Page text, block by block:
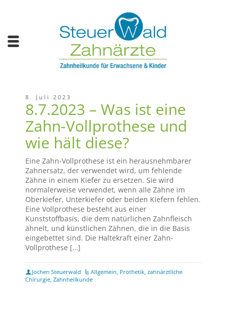
8. Juli 2023
8.7.2023 – Was ist eine
Zahn-Vollprothese und
wie hält diese?
Eine Zahn-Vollprothese ist ein herausnehmbarer
Zahnersatz, der verwendet wird, um fehlende
Zähne in einem Kiefer zu ersetzen. Sie wird
normalerweise verwendet, wenn alle Zähne im
Oberkiefer, Unterkiefer oder beiden Kiefern fehlen.
Eine Vollprothese besteht aus einer
Kunststoffbasis, die dem natürlichen Zahnfleisch
ähnelt, und künstlichen Zähnen, die in die Basis
eingebettet sind. Die Haltekraft einer Zahn-
Vollprothese […]
Jochen Steuerwald Allgemein, Prothetik,zahnärztliche
Chirurgie, Zahnheilkunde